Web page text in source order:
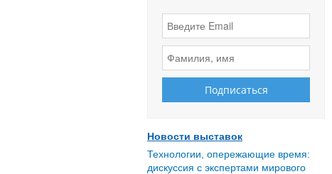
Новости выставок
Технологии, опережающие время:
дискуссия с экспертами мирового